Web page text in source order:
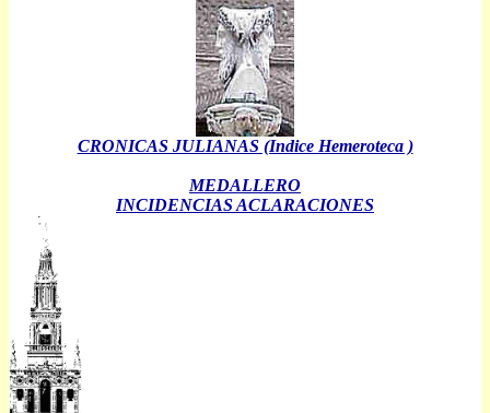
CRONICAS JULIANAS (Indice Hemeroteca )
MEDALLERO
INCIDENCIAS ACLARACIONES